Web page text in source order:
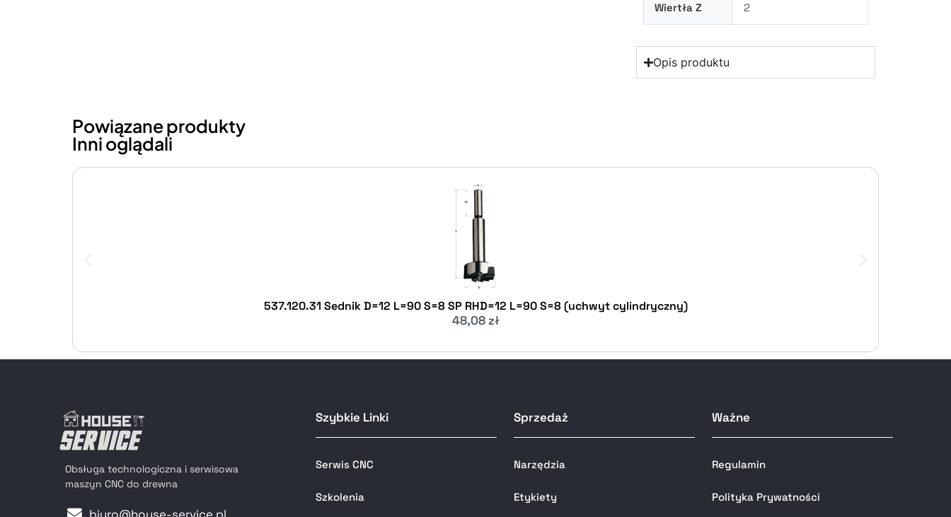
Wiertła Z 2
Opis produktu
Powiązane produkty
Inni oglądali
537.120.31 Sednik D=12 L=90 S=8 SP RHD=12 L=90 S=8 (uchwyt cylindryczny)
48,08 zł
Obsługa technologiczna i serwisowa
maszyn CNC do drewna
Szybkie Linki
Serwis CNC
Szkolenia
Sprzedaż
Narzędzia
Etykiety
Ważne
Regulamin
Polityka Prywatności